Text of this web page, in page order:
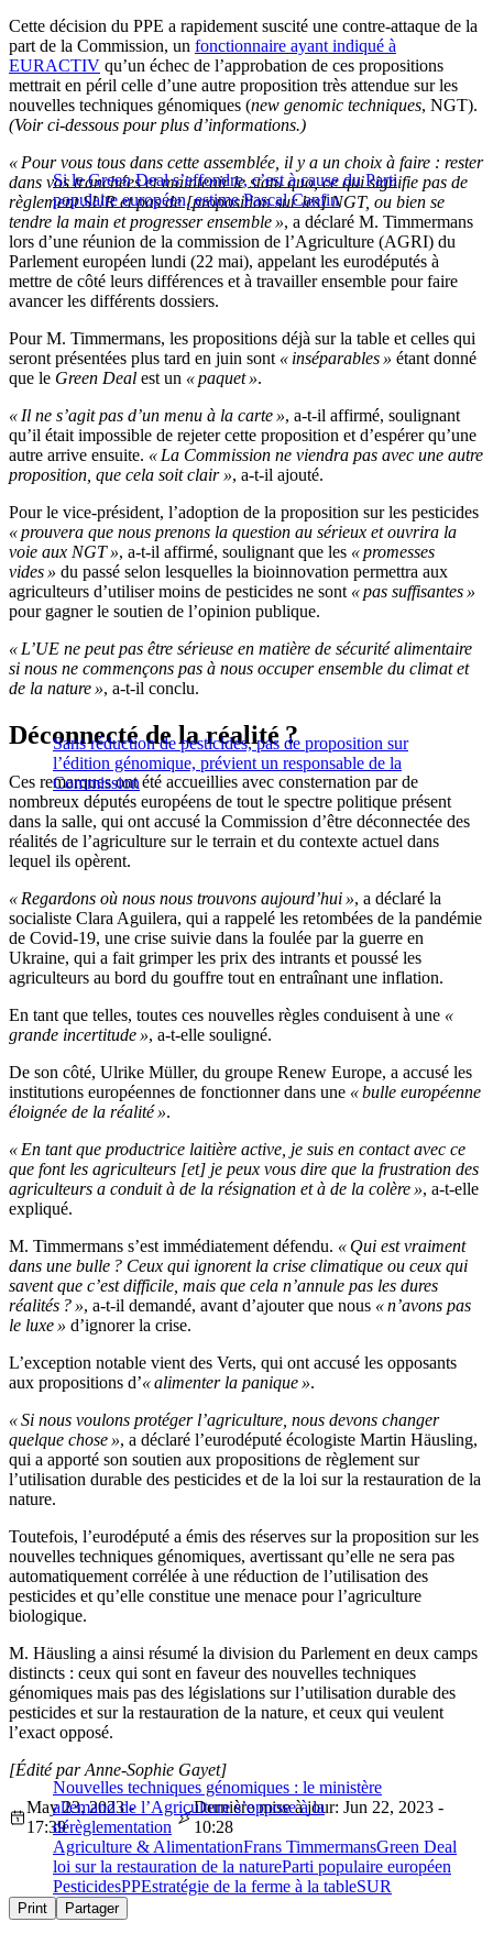
Cette décision du PPE a rapidement suscité une contre-attaque de la
part de la Commission, un fonctionnaire ayant indiqué à
EURACTIV qu’un échec de l’approbation de ces propositions
mettrait en péril celle d’une autre proposition très attendue sur les
nouvelles techniques génomiques (new genomic techniques, NGT).
(Voir ci-dessous pour plus d’informations.)
Si le Green Deal s’effondre, c’est à cause du Parti
populaire européen, estime Pascal Canfin
« Pour vous tous dans cette assemblée, il y a un choix à faire : rester
dans vos tranchées et maintenir le statu quo, ce qui signifie pas de
règlement SUR et pas de [proposition sur les] NGT, ou bien se
tendre la main et progresser ensemble », a déclaré M. Timmermans
lors d’une réunion de la commission de l’Agriculture (AGRI) du
Parlement européen lundi (22 mai), appelant les eurodéputés à
mettre de côté leurs différences et à travailler ensemble pour faire
avancer les différents dossiers.
Pour M. Timmermans, les propositions déjà sur la table et celles qui
seront présentées plus tard en juin sont « inséparables » étant donné
que le Green Deal est un « paquet ».
« Il ne s’agit pas d’un menu à la carte », a-t-il affirmé, soulignant
qu’il était impossible de rejeter cette proposition et d’espérer qu’une
autre arrive ensuite. « La Commission ne viendra pas avec une autre
proposition, que cela soit clair », a-t-il ajouté.
Pour le vice-président, l’adoption de la proposition sur les pesticides
« prouvera que nous prenons la question au sérieux et ouvrira la
voie aux NGT », a-t-il affirmé, soulignant que les « promesses
vides » du passé selon lesquelles la bioinnovation permettra aux
agriculteurs d’utiliser moins de pesticides ne sont « pas suffisantes »
pour gagner le soutien de l’opinion publique.
« L’UE ne peut pas être sérieuse en matière de sécurité alimentaire
si nous ne commençons pas à nous occuper ensemble du climat et
de la nature », a-t-il conclu.
Sans réduction de pesticides, pas de proposition sur
l’édition génomique, prévient un responsable de la
Commission
Déconnecté de la réalité ?
Ces remarques ont été accueillies avec consternation par de
nombreux députés européens de tout le spectre politique présent
dans la salle, qui ont accusé la Commission d’être déconnectée des
réalités de l’agriculture sur le terrain et du contexte actuel dans
lequel ils opèrent.
« Regardons où nous nous trouvons aujourd’hui », a déclaré la
socialiste Clara Aguilera, qui a rappelé les retombées de la pandémie
de Covid-19, une crise suivie dans la foulée par la guerre en
Ukraine, qui a fait grimper les prix des intrants et poussé les
agriculteurs au bord du gouffre tout en entraînant une inflation.
En tant que telles, toutes ces nouvelles règles conduisent à une «
grande incertitude », a-t-elle souligné.
De son côté, Ulrike Müller, du groupe Renew Europe, a accusé les
institutions européennes de fonctionner dans une « bulle européenne
éloignée de la réalité ».
« En tant que productrice laitière active, je suis en contact avec ce
que font les agriculteurs [et] je peux vous dire que la frustration des
agriculteurs a conduit à de la résignation et à de la colère », a-t-elle
expliqué.
M. Timmermans s’est immédiatement défendu. « Qui est vraiment
dans une bulle ? Ceux qui ignorent la crise climatique ou ceux qui
savent que c’est difficile, mais que cela n’annule pas les dures
réalités ? », a-t-il demandé, avant d’ajouter que nous « n’avons pas
le luxe » d’ignorer la crise.
L’exception notable vient des Verts, qui ont accusé les opposants
aux propositions d’« alimenter la panique ».
« Si nous voulons protéger l’agriculture, nous devons changer
quelque chose », a déclaré l’eurodéputé écologiste Martin Häusling,
qui a apporté son soutien aux propositions de règlement sur
l’utilisation durable des pesticides et de la loi sur la restauration de la
nature.
Toutefois, l’eurodéputé a émis des réserves sur la proposition sur les
nouvelles techniques génomiques, avertissant qu’elle ne sera pas
automatiquement corrélée à une réduction de l’utilisation des
pesticides et qu’elle constitue une menace pour l’agriculture
biologique.
M. Häusling a ainsi résumé la division du Parlement en deux camps
distincts : ceux qui sont en faveur des nouvelles techniques
génomiques mais pas des législations sur l’utilisation durable des
pesticides et sur la restauration de la nature, et ceux qui veulent
l’exact opposé.
Nouvelles techniques génomiques : le ministère
allemand de l’Agriculture s’oppose à la
dérèglementation
[Édité par Anne-Sophie Gayet]
May 23, 2023 -
17:39
Dernière mise à jour: Jun 22, 2023 -
10:28
Agriculture & AlimentationFrans TimmermansGreen Deal
loi sur la restauration de la natureParti populaire européen
PesticidesPPEstratégie de la ferme à la tableSUR
Print Partager